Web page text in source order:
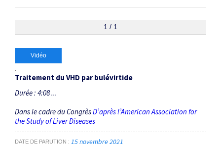
1 / 1
Vidéo
Traitement du VHD par bulévirtide
Durée : 4:08 ...
Dans le cadre du CongrèsD’après l’American Association for
the Study of Liver Diseases
DATE DE PARUTION 15 novembre 2021